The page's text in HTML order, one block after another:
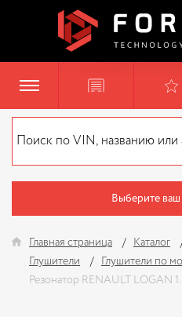
Выберите
Главная страница Каталог
Глушители
Глушители по
Резонатор RENAULT LOGAN